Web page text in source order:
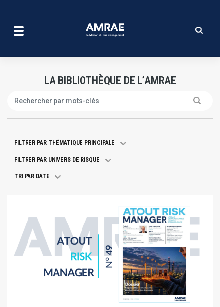
contenu
LA BIBLIOTHÈQUE DE L’AMRAE
Search
FILTRER PAR THÉMATIQUE PRINCIPALE
FILTRER PAR UNIVERS DE RISQUE
TRI PAR DATE